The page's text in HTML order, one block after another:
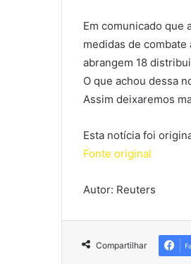
Em comunicado que
medidas de
abrangem 18
O que achou dessa
Assim deixaremos
Esta notícia foi
Fonte original
Autor: Reuters
Compartilhar